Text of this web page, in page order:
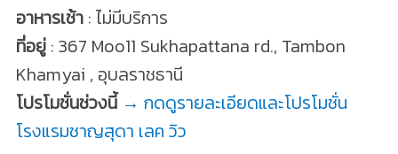
อาหารเช้า: ไม่มีบริการ
ที่อยู่: 367 Moo11 Sukhapattana rd., Tambon
Khamyai , อุบลราชธานี
โปรโมชั่นช่วงนี้ → กดดูรายละเอียดและโปรโมชั่น
โรงแรมชาญสุดา เลค วิว